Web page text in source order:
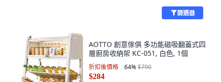
篩選器
AOTTO 創意傢俱 多功能磁吸翻蓋式四
層廚房收納架 KC-051, 白色, 1個
折扣後價格 64%$790
$284